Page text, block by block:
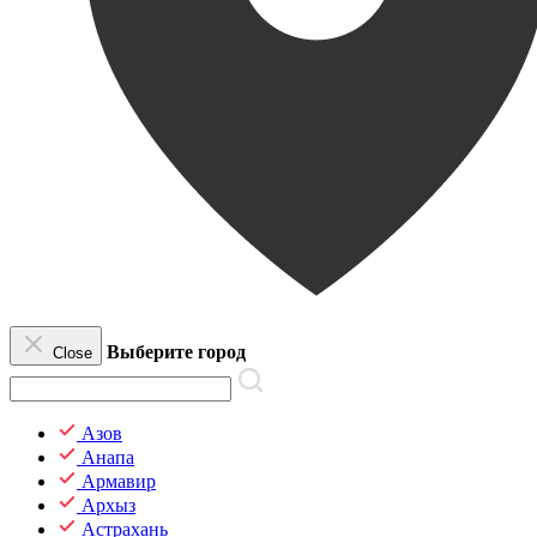
Close Выберите город
Азов
Анапа
Армавир
Архыз
Астрахань